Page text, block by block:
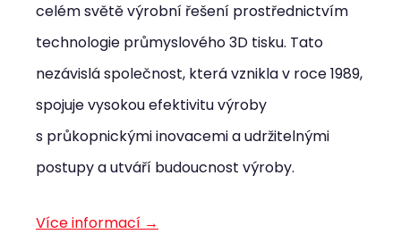
celém světě výrobní řešení prostřednictvím
technologie průmyslového 3D tisku. Tato
nezávislá společnost, která vznikla v roce 1989,
spojuje vysokou efektivitu výroby
s průkopnickými inovacemi a udržitelnými
postupy a utváří budoucnost výroby.
Více informací →